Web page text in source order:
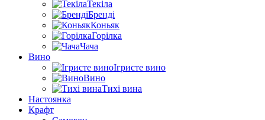
Текіла
Бренді
Коньяк
Горілка
Чача
Вино
Ігристе вино
Вино
Тихі вина
Настоянка
Крафт